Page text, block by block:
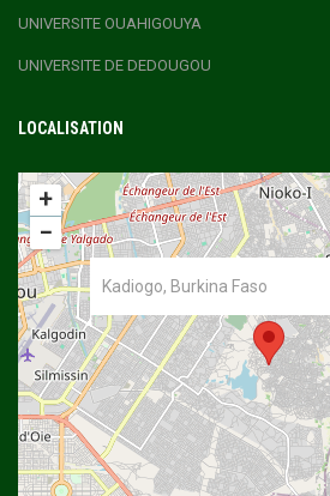
UNIVERSITE OUAHIGOUYA
UNIVERSITE DE DEDOUGOU
LOCALISATION
Kadiogo, Burkina Faso
+
−